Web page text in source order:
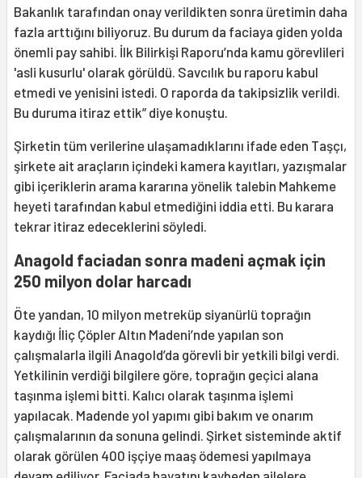
Bakanlık tarafından onay verildikten sonra üretimin daha
fazla arttığını biliyoruz. Bu durum da faciaya giden yolda
önemli pay sahibi. İlk Bilirkişi Raporu’nda kamu görevlileri
'asli kusurlu' olarak görüldü. Savcılık bu raporu kabul
etmedi ve yenisini istedi. O raporda da takipsizlik verildi.
Bu duruma itiraz ettik” diye konuştu.
Şirketin tüm verilerine ulaşamadıklarını ifade eden Taşçı,
şirkete ait araçların içindeki kamera kayıtları, yazışmalar
gibi içeriklerin arama kararına yönelik talebin Mahkeme
heyeti tarafından kabul etmediğini iddia etti. Bu karara
tekrar itiraz edeceklerini söyledi.
Anagold faciadan sonra madeni açmak için
250 milyon dolar harcadı
Öte yandan, 10 milyon metreküp siyanürlü toprağın
kaydığı İliç Çöpler Altın Madeni’nde yapılan son
çalışmalarla ilgili Anagold’da görevli bir yetkili bilgi verdi.
Yetkilinin verdiği bilgilere göre, toprağın geçici alana
taşınma işlemi bitti. Kalıcı olarak taşınma işlemi
yapılacak. Madende yol yapımı gibi bakım ve onarım
çalışmalarının da sonuna gelindi. Şirket sisteminde aktif
olarak görülen 400 işçiye maaş ödemesi yapılmaya